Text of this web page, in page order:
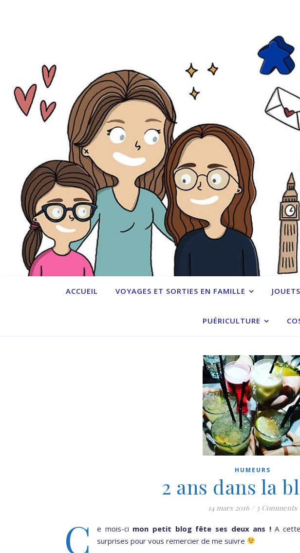
ACCUEIL VOYAGES ET SORTIES EN FAMILLE
PUÉRICULTURE
HUMEURS
2 ans dans la
14 mars 2016 / 3 Comments
C e mois-ci mon petit blog fête ses deux ans !A cette
surprises pour vous remercier de me suivre